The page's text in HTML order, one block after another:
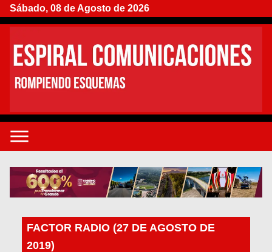
Sábado, 08 de Agosto de 2026
FACTOR RADIO (27 DE AGOSTO DE
2019)